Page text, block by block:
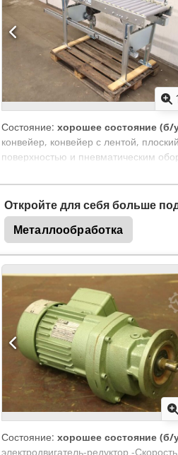
Состояние: хорошее состояние (б/
конвейер, конвейер с лентой,
поверхностью и пневматическим
конвейера: 740 мм. Chedpfszrvgnex
роликов: 365 мм. -Диаметр
см. фото. -Габаритные размеры:
Откройте для себя больше
Металлообработка
Состояние: хорошее состояние (б/
электродвигатель-редуктор -